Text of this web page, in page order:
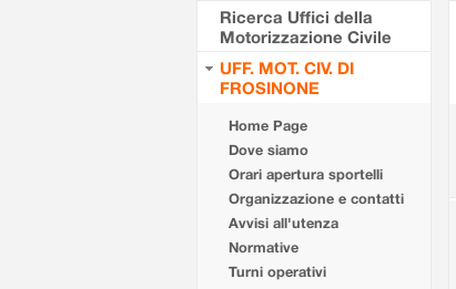
Ricerca Uffici della
Motorizzazione Civile
UFF. MOT. CIV. DI
FROSINONE
Home Page
Dove siamo
Orari apertura sportelli
Organizzazione e contatti
Avvisi all'utenza
Normative
Turni operativi